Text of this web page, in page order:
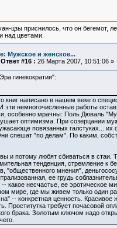
цзы приснилось, что он бегемот,
над цветами.
Мужское и женское...
Ответ #16 : 26 Марта 2007, 10:51:06 »
гинекократии":
книг написано в нашем веке о
эти немногочисленные работы
особенно мрачны: Поль Дюваль
оптимизма. При созерцании
повязанных галстуках... их
спешат "по делам". По каким,
и потому любят сбиваться в стаи.
тенденция, стремление к
"общественного мнения",
ее грудь
-- какое несчастье, ее эротическое
мире, где мы живем только один
-- конкретная ценность. Красивое
Проститутка требует почасовой
брака. Золотым ключом надо